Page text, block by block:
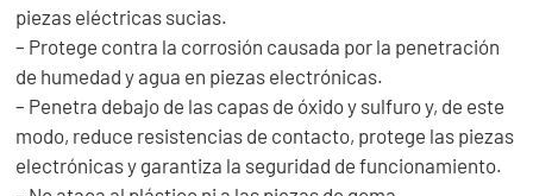
piezas eléctricas sucias.
– Protege contra la corrosión causada por la penetración
de humedad y agua en piezas electrónicas.
– Penetra debajo de las capas de óxido y sulfuro y, de este
modo, reduce resistencias de contacto, protege las piezas
electrónicas y garantiza la seguridad de funcionamiento.